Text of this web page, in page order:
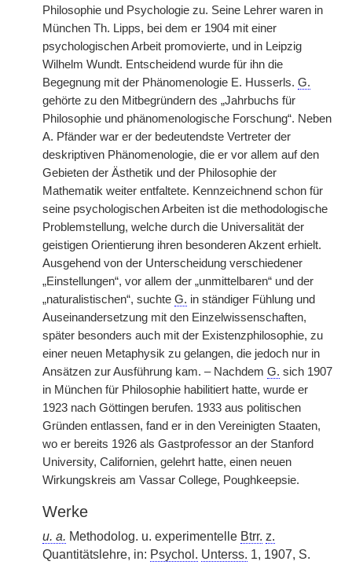
Philosophie und Psychologie zu. Seine Lehrer waren in
München Th. Lipps, bei dem er 1904 mit einer
psychologischen Arbeit promovierte, und in Leipzig
Wilhelm Wundt. Entscheidend wurde für ihn die
Begegnung mit der Phänomenologie E. Husserls. G.
gehörte zu den Mitbegründern des „Jahrbuchs für
Philosophie und phänomenologische Forschung“. Neben
A. Pfänder war er der bedeutendste Vertreter der
deskriptiven Phänomenologie, die er vor allem auf den
Gebieten der Ästhetik und der Philosophie der
Mathematik weiter entfaltete. Kennzeichnend schon für
seine psychologischen Arbeiten ist die methodologische
Problemstellung, welche durch die Universalität der
geistigen Orientierung ihren besonderen Akzent erhielt.
Ausgehend von der Unterscheidung verschiedener
„Einstellungen“, vor allem der „unmittelbaren“ und der
„naturalistischen“, suchte G. in ständiger Fühlung und
Auseinandersetzung mit den Einzelwissenschaften,
später besonders auch mit der Existenzphilosophie, zu
einer neuen Metaphysik zu gelangen, die jedoch nur in
Ansätzen zur Ausführung kam. – Nachdem G. sich 1907
in München für Philosophie habilitiert hatte, wurde er
1923 nach Göttingen berufen. 1933 aus politischen
Gründen entlassen, fand er in den Vereinigten Staaten,
wo er bereits 1926 als Gastprofessor an der Stanford
University, Californien, gelehrt hatte, einen neuen
Wirkungskreis am Vassar College, Poughkeepsie.
Werke
u. a. Methodolog. u. experimentelle Btrr. z.
Quantitätslehre, in: Psychol. Unterss. 1, 1907, S.